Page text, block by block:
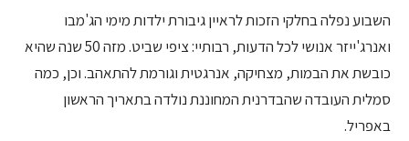
השבוע נפלה בחלקי הזכות לראיין גיבורת ילדות מימי הג'מבו
ואנרג'ייזר אנושי לכל הדעות, רבותיי: ציפי שביט. מזה 50 שנה שהיא
כובשת את הבמות, מצחיקה, אנרגטית וגורמת להתאהב. וכן, כמה
סמלית העובדה שהבדרנית המחוננת נולדה בתאריך הראשון
באפריל.